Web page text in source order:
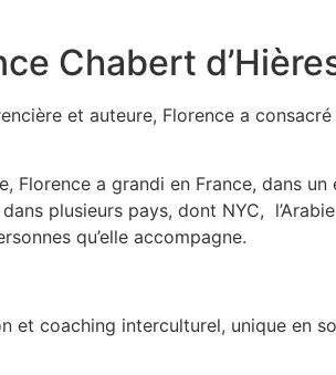
Chabert
et auteure, Florence a
Florence a grandi en France, dans
plusieurs pays, dont NYC,
qu’elle accompagne.
et coaching interculturel, unique en